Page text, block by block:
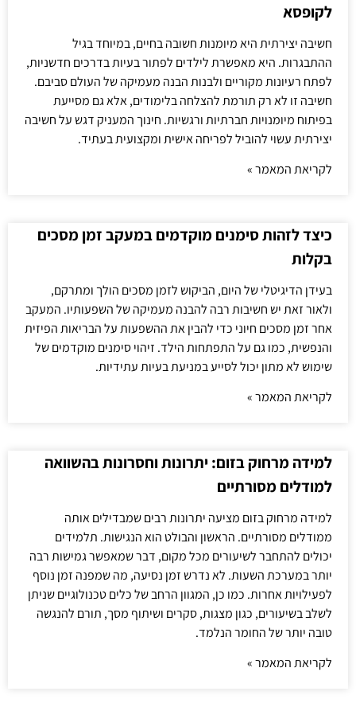
לקופסא
חשיבה יצירתית היא מיומנות חשובה בחיים, במיוחד בגיל
ההתבגרות. היא מאפשרת לילדים לפתור בעיות בדרכים חדשניות,
לפתח רעיונות מקוריים ולבנות הבנה מעמיקה של העולם סביבם.
חשיבה זו לא רק תורמת להצלחה בלימודים, אלא גם מסייעת
בפיתוח מיומנויות חברתיות ורגשיות. חינוך המעניק דגש על חשיבה
יצירתית עשוי להוביל לפריחה אישית ומקצועית בעתיד.
לקריאת המאמר »
כיצד לזהות סימנים מוקדמים במעקב זמן מסכים
בקלות
בעידן הדיגיטלי של היום, הביקוש לזמן מסכים הולך ומתרקם,
ולאור זאת יש חשיבות רבה להבנה מעמיקה של השפעותיו. המעקב
אחר זמן מסכים חיוני כדי להבין את ההשפעות על הבריאות הפיזית
והנפשית, כמו גם על התפתחות הילד. זיהוי סימנים מוקדמים של
שימוש לא מתון יכול לסייע במניעת בעיות עתידיות.
לקריאת המאמר »
למידה מרחוק בזום: יתרונות וחסרונות בהשוואה
למודלים מסורתיים
למידה מרחוק בזום מציעה יתרונות רבים שמבדילים אותה
ממודלים מסורתיים. הראשון והבולט הוא הנגישות. תלמידים
יכולים להתחבר לשיעורים מכל מקום, דבר שמאפשר גמישות רבה
יותר במערכת השעות. לא נדרש זמן נסיעה, מה שמפנה זמן נוסף
לפעילויות אחרות. כמו כן, המגוון הרחב של כלים טכנולוגיים שניתן
לשלב בשיעורים, כגון מצגות, סקרים ושיתוף מסך, תורם להנגשה
טובה יותר של החומר הנלמד.
לקריאת המאמר »